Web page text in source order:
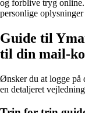
og forblive tryg
personlige
Guide til
til din mail-
Ønsker du at logge på
en detaljeret